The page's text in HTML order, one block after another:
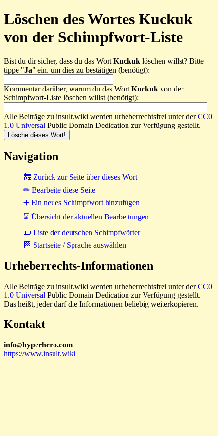
Löschen des Wortes Kuckuk
von der Schimpfwort-Liste
Bist du dir sicher, dass du das Wort Kuckuk löschen willst? Bitte
tippe "Ja" ein, um dies zu bestätigen (benötigt):
Kommentar darüber, warum du das Wort Kuckuk von der
Schimpfwort-Liste löschen willst (benötigt):
Alle Beiträge zu insult.wiki werden urheberrechtsfrei unter derCC0
1.0 Universal Public Domain Dedication zur Verfügung gestellt.
Navigation
🔙 Zurück zur Seite über dieses Wort
✏ Bearbeite diese Seite
➕ Ein neues Schimpfwort hinzufügen
⌛ Übersicht der aktuellen Bearbeitungen
📜 Liste der deutschen Schimpfwörter
🏁 Startseite / Sprache auswählen
Urheberrechts-Informationen
Alle Beiträge zu insult.wiki werden urheberrechtsfrei unter derCC0
1.0 Universal Public Domain Dedication zur Verfügung gestellt.
Das heißt, jeder darf die Informationen beliebig weiterkopieren.
Kontakt
info@hyperhero.com
https://www.insult.wiki